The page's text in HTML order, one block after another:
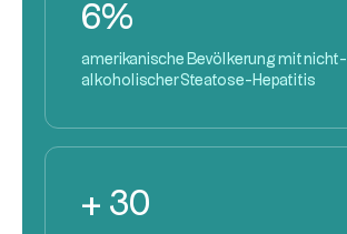
6%
amerikanische Bevölkerung mit nicht-
alkoholischer Steatose-Hepatitis
+ 30